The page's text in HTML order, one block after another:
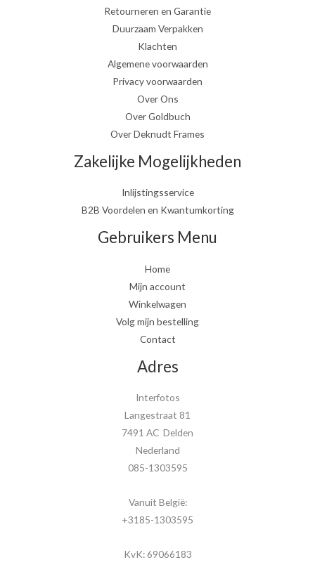
Retourneren en Garantie
Duurzaam Verpakken
Klachten
Algemene voorwaarden
Privacy voorwaarden
Over Ons
Over Goldbuch
Over Deknudt Frames
Zakelijke Mogelijkheden
Inlijstingsservice
B2B Voordelen en Kwantumkorting
Gebruikers Menu
Home
Mijn account
Winkelwagen
Volg mijn bestelling
Contact
Adres
Interfotos
Langestraat 81
7491 AC Delden
Nederland
085-1303595
Vanuit België:
+3185-1303595
KvK: 69066183